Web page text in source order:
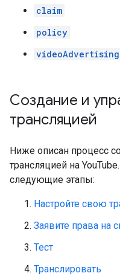
claim
policy
Создание и
трансляцией
Ниже описан процесс
трансляцией на
следующие этапы:
Настройте свою
Заявите права на
Тест
Транслировать